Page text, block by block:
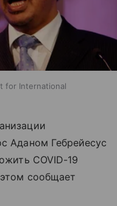
for International
Аданом Гебрейесус
COVID-19
сообщает